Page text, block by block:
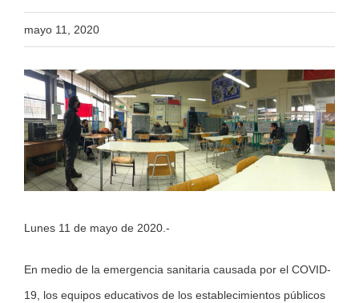
mayo 11, 2020
View
Larger
Image
Lunes 11 de mayo de 2020.-
En medio de la emergencia sanitaria causada por el COVID-
19, los equipos educativos de los establecimientos públicos